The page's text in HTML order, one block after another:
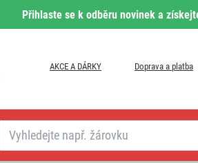
Přihlaste se k odběru novinek a
AKCE A DÁRKY Doprava a platba